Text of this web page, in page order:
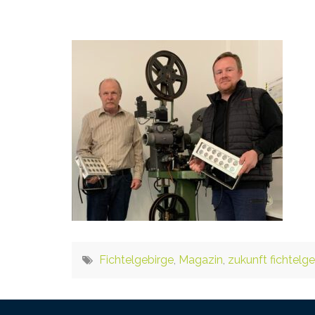
Fichtelgebirge, Magazin, zukunft